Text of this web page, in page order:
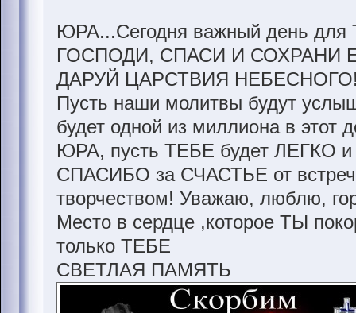
ЮРА...Сегодня важный день
ГОСПОДИ, СПАСИ И СОХРАНИ
ДАРУЙ ЦАРСТВИЯ
Пусть наши молитвы будут
будет одной из миллиона в этот
ЮРА, пусть ТЕБЕ будет ЛЕГКО
СПАСИБО за СЧАСТЬЕ от
творчеством! Уважаю, люблю,
Место в сердце ,которое ТЫ
только ТЕБЕ
СВЕТЛАЯ ПАМЯТЬ